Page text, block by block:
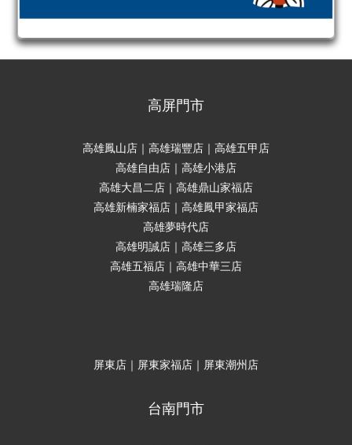
高屏門市
高雄鳳山店｜高雄瑞豐店｜高雄五甲店
高雄自由店｜高雄小港店
高雄大昌二店｜高雄鼎山家福店
高雄新楠家福店｜高雄鳳甲家福店
高雄夢時代店
高雄明誠店｜高雄三多店
高雄五福店｜高雄中華三店
高雄瑞隆店
屏東店｜屏東家福店｜屏東潮州店
台南門市